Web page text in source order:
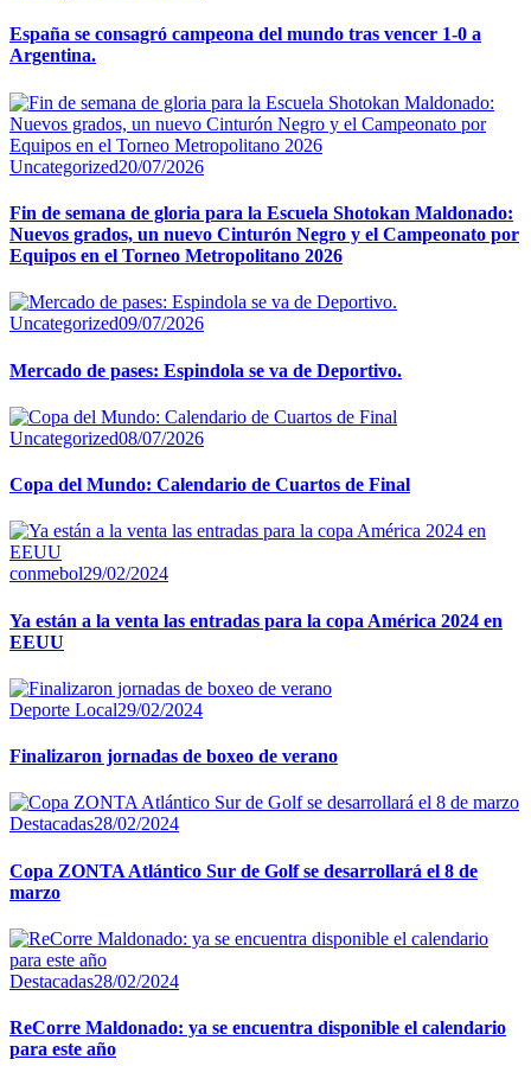
España se consagró campeona del mundo tras vencer 1-0 a
Argentina.
Uncategorized20/07/2026
Fin de semana de gloria para la Escuela Shotokan Maldonado:
Nuevos grados, un nuevo Cinturón Negro y el Campeonato por
Equipos en el Torneo Metropolitano 2026
Uncategorized09/07/2026
Mercado de pases: Espindola se va de Deportivo.
Uncategorized08/07/2026
Copa del Mundo: Calendario de Cuartos de Final
conmebol29/02/2024
Ya están a la venta las entradas para la copa América 2024 en
EEUU
Deporte Local29/02/2024
Finalizaron jornadas de boxeo de verano
Destacadas28/02/2024
Copa ZONTA Atlántico Sur de Golf se desarrollará el 8 de
marzo
Destacadas28/02/2024
ReCorre Maldonado: ya se encuentra disponible el calendario
para este año